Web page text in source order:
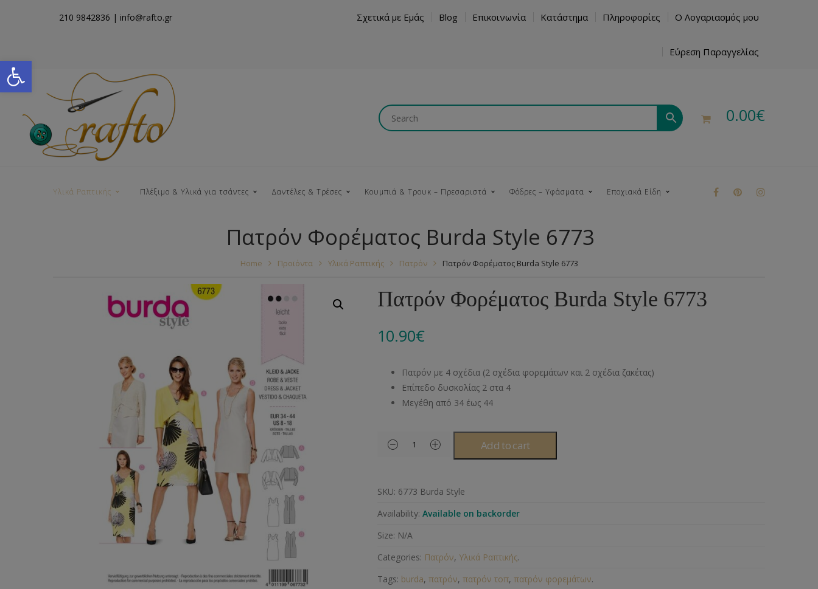
Open toolbar
210 9842836 | info@rafto.gr Σχετικά με Εμάς Blog Επικοινωνία Κατάστημα Πληροφορίες Ο Λογαριασμός μου
Εύρεση Παραγγελίας
0.00€
Υλικά Ραπτικής Πλέξιμο & Υλικά για τσάντες
Νήματα για Τσάντες Κουμπώματα
Χερούλια Τσάντας Αλυσίδες
Ιμάντες Μεταλλικά Εξαρτήματα
Νήματα
Αξεσουάρ Πλεξίματος
Δαντέλες & Τρέσες
Βαμβακερές
Μπροντερί
Κρόσια
Φυτίλια- Κορδόνια
Διάφορες Τρέσες
Κουμπιά & Τρουκ – Πρεσαριστά
Ξύλινα
Πουκαμίσου
Στρας
Μοντγκόμερι
Άλλα Υλικά
Τρούκ
Μπουντούζια
Φόδρες – Υφάσματα Εποχιακά Είδη
Πατρόν Φορέματος Burda Style 6773
Home Προϊόντα Υλικά Ραπτικής Πατρόν Πατρόν Φορέματος Burda Style 6773
Πατρόν Φορέματος Burda Style 6773
10.90€
Πατρόν με 4 σχέδια (2 σχέδια φορεμάτων και 2 σχέδια ζακέτας)
Επίπεδο δυσκολίας 2 στα 4
Μεγέθη από 34 έως 44
Add to cart
SKU: 6773 Burda Style
Availability: Available on backorder
Size: N/A
Categories: Πατρόν, Υλικά Ραπτικής.
Tags: burda,πατρόν,πατρόν τοπ,πατρόν φορεμάτων.